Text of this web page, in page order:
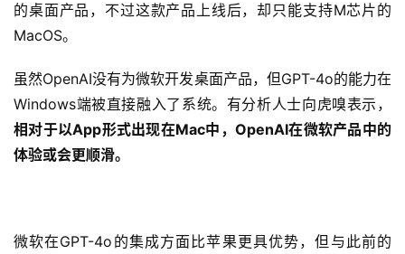
的桌面产品，不过这款产品上线后，却只能支持M芯片的
MacOS。
虽然OpenAI没有为微软开发桌面产品，但GPT-4o的能力在
Windows端被直接融入了系统。有分析人士向虎嗅表示，
相对于以App形式出现在Mac中，OpenAI在微软产品中的
体验或会更顺滑。
微软在GPT-4o的集成方面比苹果更具优势，但与此前的